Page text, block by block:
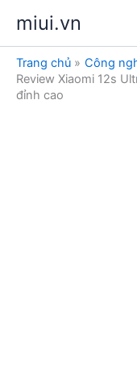
nội
dung
miui.vn
Trang chủ Công
Review Xiaomi 12s
đỉnh cao